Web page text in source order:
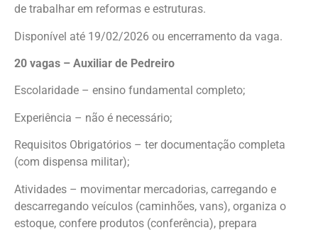
de trabalhar em reformas e estruturas.
Disponível até 19/02/2026 ou encerramento da vaga.
20 vagas – Auxiliar de Pedreiro
Escolaridade – ensino fundamental completo;
Experiência – não é necessário;
Requisitos Obrigatórios – ter documentação completa
(com dispensa militar);
Atividades – movimentar mercadorias, carregando e
descarregando veículos (caminhões, vans), organiza o
estoque, confere produtos (conferência), prepara